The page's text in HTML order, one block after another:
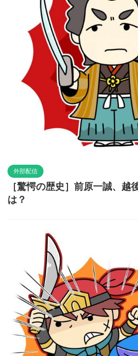
外部配信
［驚愕の歴史］前原一誠、越
は？